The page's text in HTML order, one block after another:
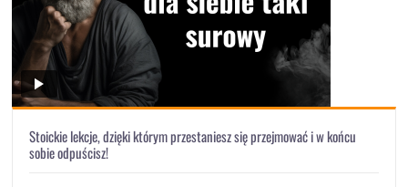
Stoickie lekcje, dzięki którym przestaniesz się przejmować i w końcu
sobie odpuścisz!